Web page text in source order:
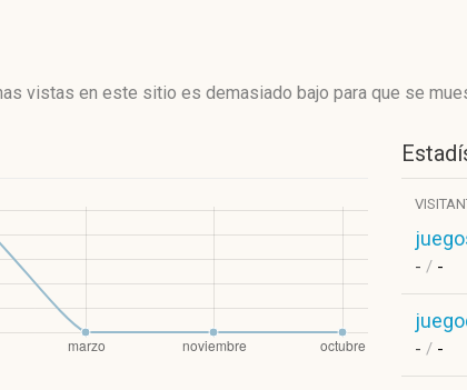
vistas en este sitio es demasiado bajo para que se
- / -
- / -